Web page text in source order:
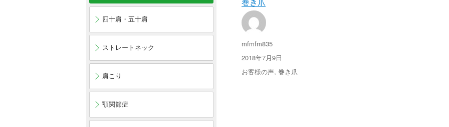
巻き爪
投
稿
mfmfm835
投
稿
日:
2018年7月9日
カ
お客様の声, 巻き爪
四十肩・五十肩
ストレートネック
肩こり
顎関節症